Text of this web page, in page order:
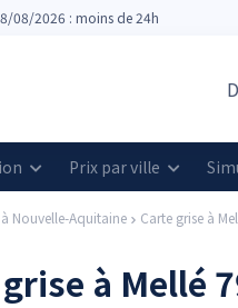
08/2026 : moins de 24h
Prix par ville
Nouvelle-Aquitaine Carte grise à
à Mellé